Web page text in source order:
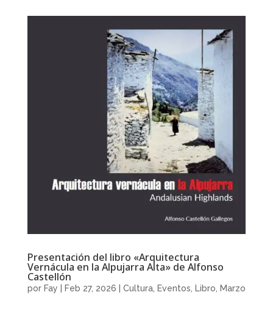
Presentación del libro «Arquitectura
Vernácula en la Alpujarra Alta» de Alfonso
Castellón
por Fay Feb 27, 2026 Cultura, Eventos Libro Marzo